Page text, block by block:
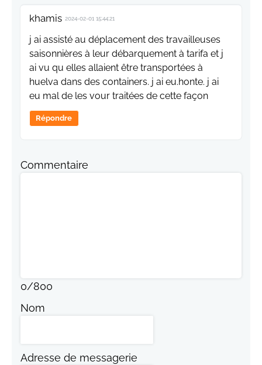
khamis 2024-02-01 15:44:21
j ai assisté au déplacement des travailleuses
saisonnières à leur débarquement à tarifa et j
ai vu qu elles allaient être transportées à
huelva dans des containers. j ai eu.honte. j ai
eu mal de les vour traitées de cette façon
Répondre
Commentaire
0/800
Nom
Adresse de messagerie